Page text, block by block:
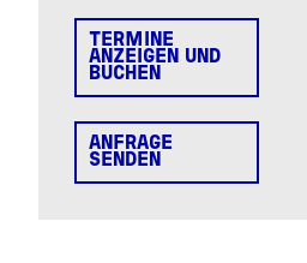
TERMINE
ANZEIGEN UND
BUCHEN
ANFRAGE
SENDEN